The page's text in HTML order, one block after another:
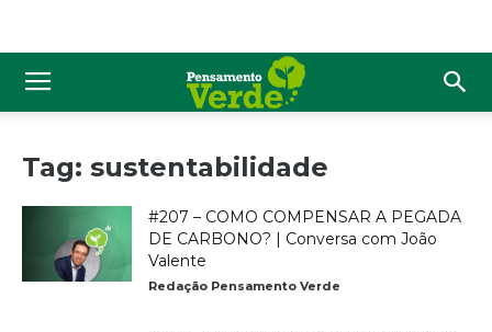
Tag: sustentabilidade
#207 – COMO COMPENSAR A PEGADA
DE CARBONO? | Conversa com João
Valente
Redação Pensamento Verde